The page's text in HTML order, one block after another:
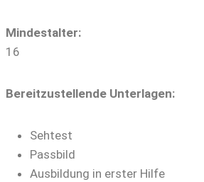
Mindestalter:
16
Bereitzustellende Unterlagen:
Sehtest
Passbild
Ausbildung in erster Hilfe